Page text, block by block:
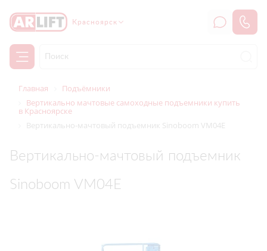
Красноярск
Главная
Подъёмники
Вертикально мачтовые самоходные подъемники купить
в Красноярске
Вертикально-мачтовый подъемник Sinoboom VM04E
Вертикально-мачтовый подъемник
Sinoboom VM04E